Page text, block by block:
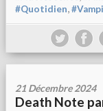
#Quotidien,
21 Décembre 2024
Death Note